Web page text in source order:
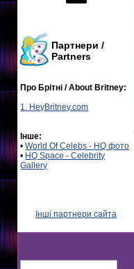
Партнери /
Partners
Про Брітні / About Britney:
1. HeyBritney.com
Інше:
•World Of Celebs - HQ фото
• HQ Space - Celebrity
Gallery
Інші партнери сайта